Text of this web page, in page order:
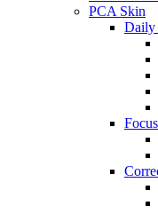
PCA Skin
Daily